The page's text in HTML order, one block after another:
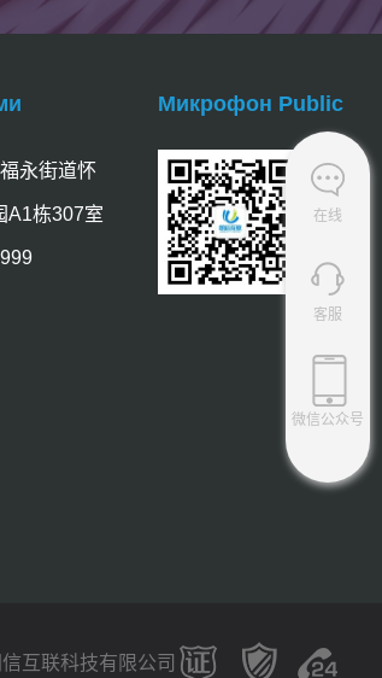
永街道怀
A1栋307室
Микрофон Public
互联科技有限公司
在线
客服
微信公众号